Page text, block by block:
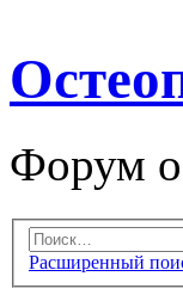
Форум
Расширенный